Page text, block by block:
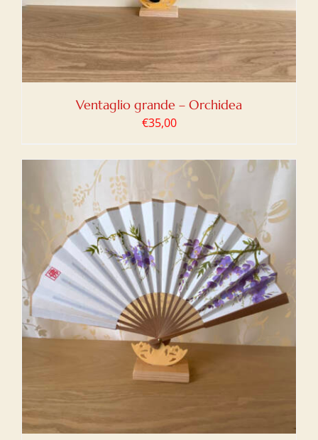
Ventaglio grande – Orchidea
€35,00